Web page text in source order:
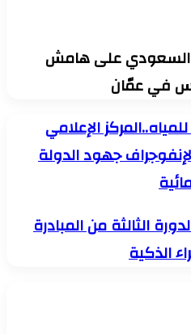
السعودي على هامش
في عمّان
الإعلامي
جهود الدولة
الثالثة من المبادرة
الذكية